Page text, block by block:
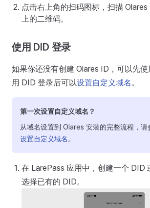
点击右上角的扫码图标，扫描
上的二维码。
使用 DID 登录
如果你还没有创建 Olares ID，可以先
用 DID 登录后可以设置自定义域名。
第一次设置自定义域名？
从域名设置到 Olares 安装的完整流程，请
设置自定义域名 。
在 LarePass 应用中，创建一个 DID
选择已有的 DID。